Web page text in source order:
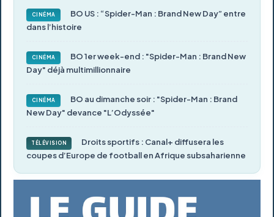
CINÉMA
BO US : “Spider-Man : Brand New Day” entre
dans l’histoire
CINÉMA
BO 1er week-end : "Spider-Man : Brand New
Day" déjà multimillionnaire
CINÉMA
BO au dimanche soir : "Spider-Man : Brand
New Day" devance "L’Odyssée"
TÉLÉVISION
Droits sportifs : Canal+ diffusera les
coupes d’Europe de football en Afrique subsaharienne